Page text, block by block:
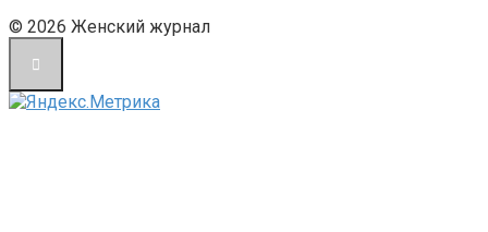
© 2026 Женский журнал